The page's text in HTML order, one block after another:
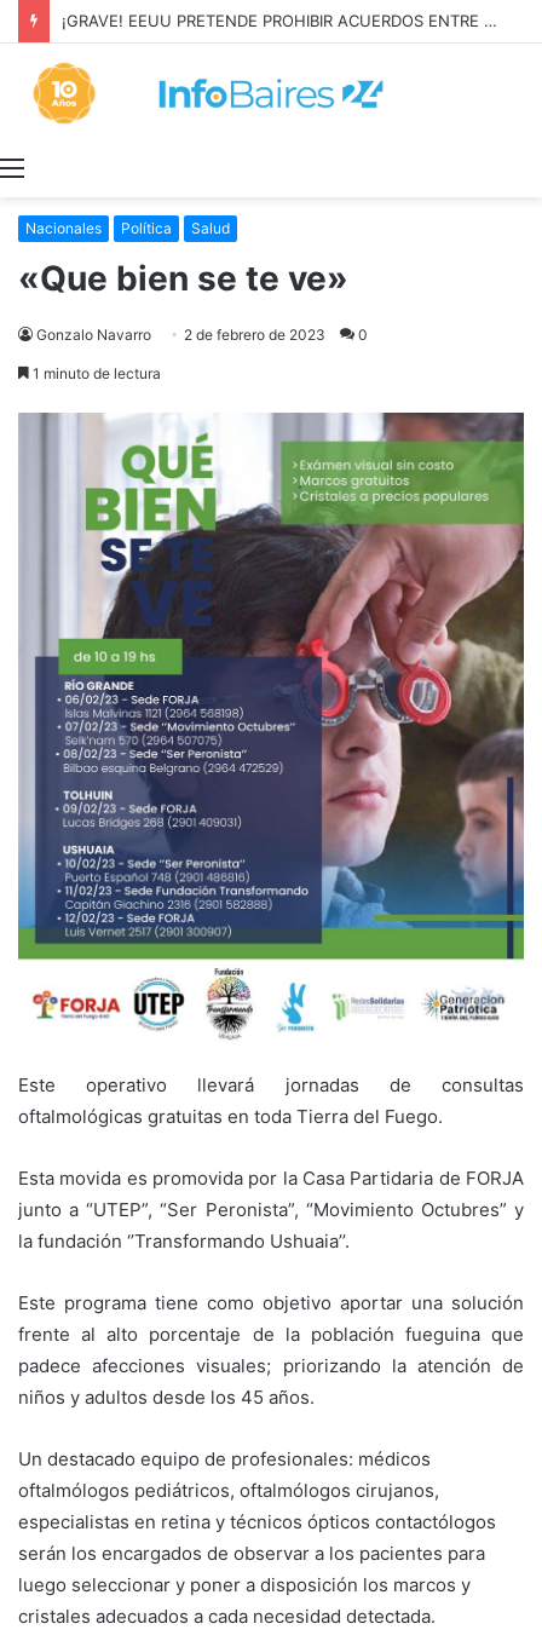
¡GRAVE! EEUU PRETENDE PROHIBIR ACUERDOS ENTRE CHINA Y UNA COOPERATIVA EN NEUQUÉN
Nacionales Política Salud
«Que bien se te ve»
Gonzalo Navarro 2 de febrero de 2023 0
1 minuto de lectura
Este operativo llevará jornadas de consultas
oftalmológicas gratuitas en toda Tierra del Fuego.
Esta movida es promovida por la Casa Partidaria de FORJA
junto a “UTEP”, “Ser Peronista”, “Movimiento Octubres” y
la fundación ‘’Transformando Ushuaia’’.
Este programa tiene como objetivo aportar una solución
frente al alto porcentaje de la población fueguina que
padece afecciones visuales; priorizando la atención de
niños y adultos desde los 45 años.
Un destacado equipo de profesionales: médicos
oftalmólogos pediátricos, oftalmólogos cirujanos,
especialistas en retina y técnicos ópticos contactólogos
serán los encargados de observar a los pacientes para
luego seleccionar y poner a disposición los marcos y
cristales adecuados a cada necesidad detectada.